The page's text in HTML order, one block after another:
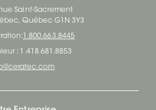
Saint-Sacrement
Québec G1N 3Y3
1.800.663.8445
: 1.418.681.8853